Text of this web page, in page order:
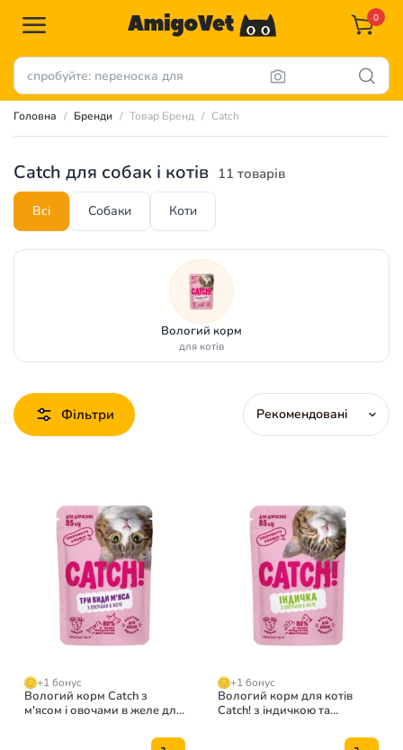
0
Головна Бренди Товар Бренд Catch
Catch для собак і котів 11 товарів
Всі Собаки Коти
Вологий корм
для котів
Фільтри
+1 бонус
Вологий корм Catch з
м'ясом і овочами в желе для
+1 бонус
Вологий корм для котів
Catch! з індичкою та